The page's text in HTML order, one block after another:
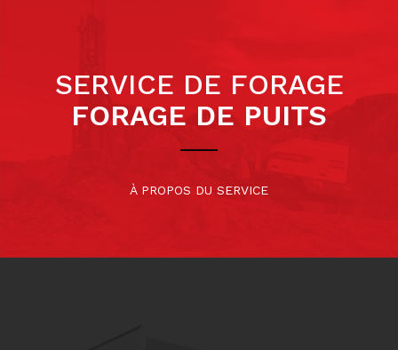
SERVICE DE FORAGE
FORAGE DE PUITS
À PROPOS DU SERVICE